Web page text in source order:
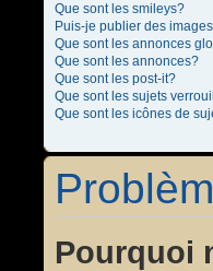
Que sont les smileys?
Puis-je publier des
Que sont les annonces
Que sont les annonces?
Que sont les post-it?
Que sont les sujets
Que sont les icônes de
Pourquoi